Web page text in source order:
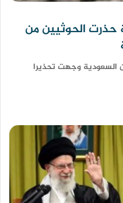
حذرت الحوثيين من
السعودية وجهت تحذيرا